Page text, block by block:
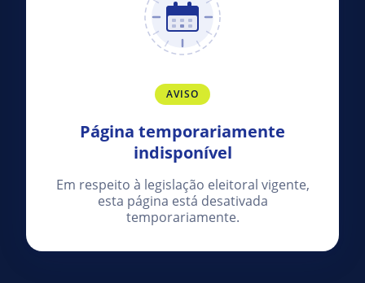
AVISO
Página temporariamente
indisponível
Em respeito à legislação eleitoral vigente,
esta página está desativada
temporariamente.